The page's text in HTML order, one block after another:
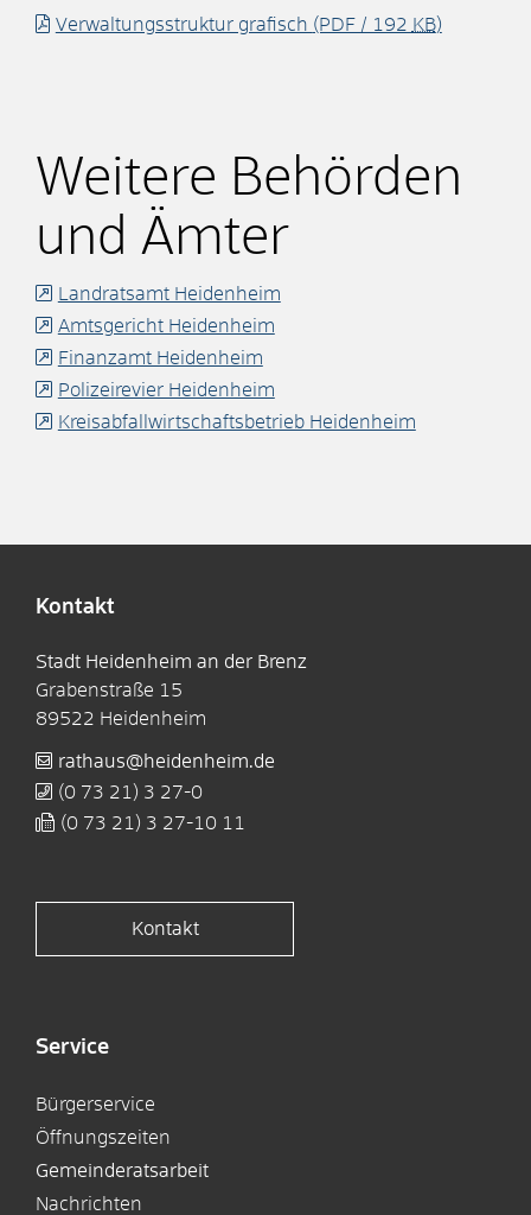
Verwaltungsstruktur grafisch (PDF / 192 KB)
Weitere Behörden
und Ämter
Landratsamt Heidenheim
Amtsgericht Heidenheim
Finanzamt Heidenheim
Polizeirevier Heidenheim
Kreisabfallwirtschaftsbetrieb Heidenheim
Kontakt
Stadt Heidenheim an der Brenz
Grabenstraße 15
89522 Heidenheim
rathaus@heidenheim.de
(0 73 21) 3 27-0
(0 73 21) 3 27-10 11
Kontakt
Service
Bürgerservice
Öffnungszeiten
Gemeinderatsarbeit
Nachrichten